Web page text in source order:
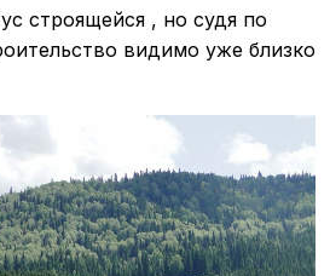
строящейся , но судя по
видимо уже близко